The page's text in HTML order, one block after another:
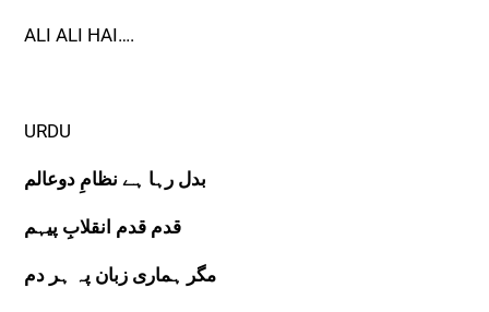
ALI ALI HAI….
URDU
بدل رہا ہے نظامِ دوعالم
قدم قدم انقلابِ پیہم
مگر ہماری زبان پہ ہر دم